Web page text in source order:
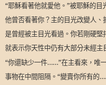
“耶穌看著他就愛他。”被耶穌的目
他曾否看著你？主的目光改變人
是曾經被主目光看過。你若剛硬堅
就表示你天性中仍有大部分未經主
“你還缺少一件……”在主看來，唯
事物在中間阻隔。“變賣你所有的